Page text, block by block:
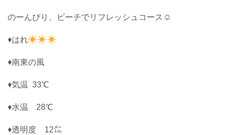
のーんびり、ビーチでリフレッシュコース☺︎
♦はれ
♦南東の風
♦気温 33℃
♦水温 28℃
♦透明度 12㍍